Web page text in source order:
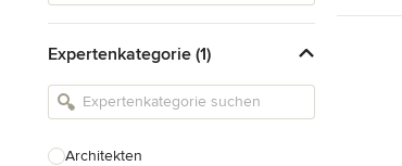
Expertenkategorie (1)
Architekten